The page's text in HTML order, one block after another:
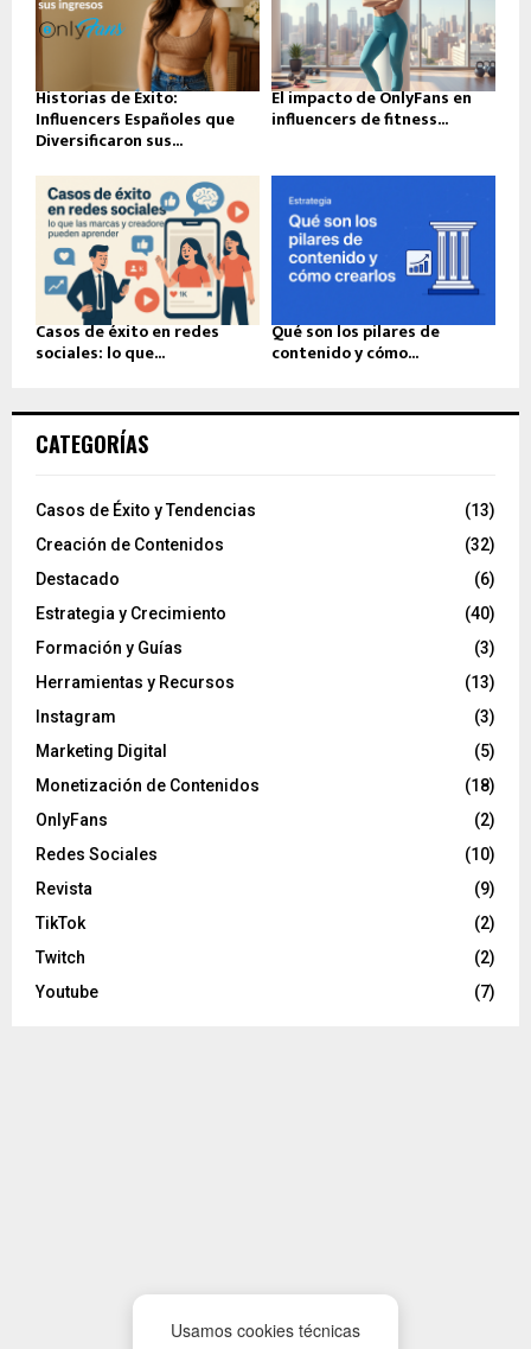
Historias de Éxito:
Influencers Españoles que
Diversificaron sus...
El impacto de OnlyFans en
influencers de fitness...
Casos de éxito en redes
sociales: lo que...
Qué son los pilares de
contenido y cómo...
CATEGORÍAS
Casos de Éxito y Tendencias
(13)
Creación de Contenidos
(32)
Destacado
(6)
Estrategia y Crecimiento
(40)
Formación y Guías
(3)
Herramientas y Recursos
(13)
Instagram
(3)
Marketing Digital
(5)
Monetización de Contenidos
(18)
OnlyFans
(2)
Redes Sociales
(10)
Revista
(9)
TikTok
(2)
Twitch
(2)
Youtube
(7)
Usamos cookies técnicas